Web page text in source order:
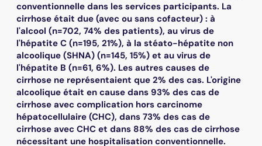
conventionnelle dans les services participants. La
cirrhose était due (avec ou sans cofacteur) : à
l'alcool (n=702, 74% des patients), au virus de
l'hépatite C (n=195, 21%), à la stéato-hépatite non
alcoolique (SHNA) (n=145, 15%) et au virus de
l'hépatite B (n=61, 6%). Les autres causes de
cirrhose ne représentaient que 2% des cas. L'origine
alcoolique était en cause dans 93% des cas de
cirrhose avec complication hors carcinome
hépatocellulaire (CHC), dans 73% des cas de
cirrhose avec CHC et dans 88% des cas de cirrhose
nécessitant une hospitalisation conventionnelle.